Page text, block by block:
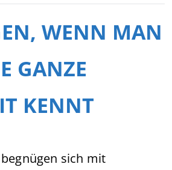
WENN MAN
GANZE
KENNT
sich mit